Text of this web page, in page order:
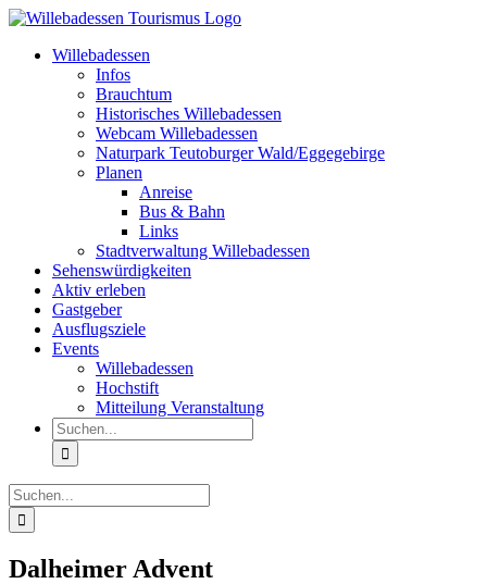
Zum
springenWillebadessen
Infos
Brauchtum
Historisches Willebadessen
Webcam Willebadessen
Naturpark Teutoburger Wald/Eggegebirge
Planen
Anreise
Bus & Bahn
Links
Stadtverwaltung Willebadessen
Sehenswürdigkeiten
Aktiv erleben
Gastgeber
Ausflugsziele
Events
Willebadessen
Hochstift
Mitteilung Veranstaltung
Suche
nach:
Suche
nach:
Dalheimer Advent